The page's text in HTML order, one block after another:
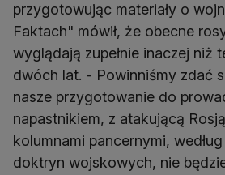
przygotowując materiały o
Faktach" mówił, że obecne
wyglądają zupełnie inaczej niż
dwóch lat. - Powinniśmy zdać
nasze przygotowanie do
napastnikiem, z atakującą
kolumnami pancernymi,
doktryn wojskowych, nie